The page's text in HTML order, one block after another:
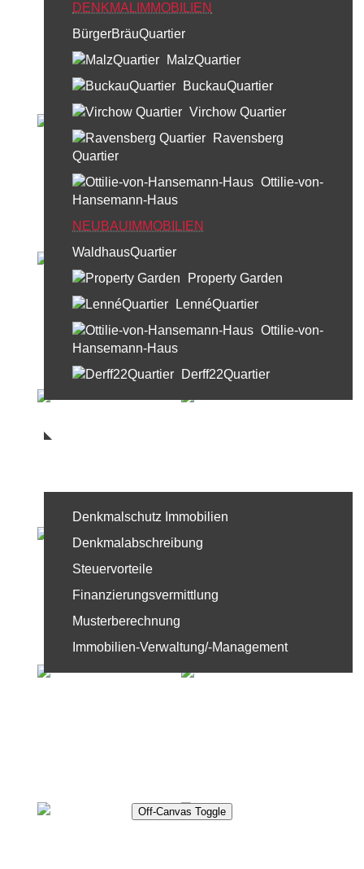
DENKMALIMMOBILIEN
BürgerBräuQuartier
MalzQuartier
BuckauQuartier
Virchow Quartier
Ravensberg
Quartier
Ottilie-von-
Hansemann-Haus
NEUBAUIMMOBILIEN
WaldhausQuartier
Property Garden
LennéQuartier
Ottilie-von-
Hansemann-Haus
Derff22Quartier
Denkmalschutz Immobilien
Denkmalabschreibung
Steuervorteile
Finanzierungsvermittlung
Musterberechnung
Immobilien-Verwaltung/-Management
Off-Canvas Toggle